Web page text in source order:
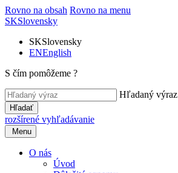
Rovno na obsah Rovno na menu
SKSlovensky
SKSlovensky
ENEnglish
S čím pomôžeme ?
Hľadaný výraz
Hľadať
rozšírené vyhľadávanie
Menu
O nás
Úvod